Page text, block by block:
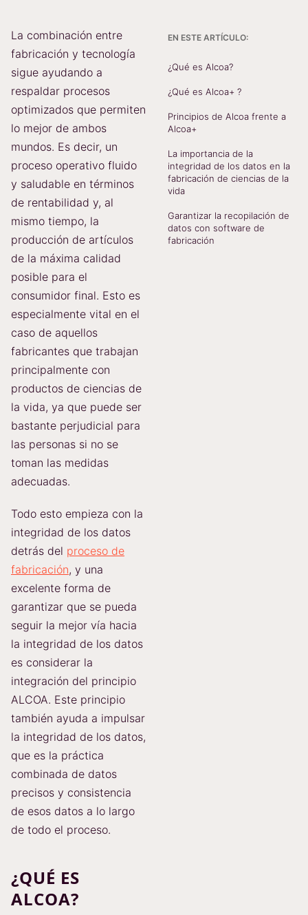
La combinación entre
fabricación y tecnología
sigue ayudando a
respaldar procesos
optimizados que permiten
lo mejor de ambos
mundos. Es decir, un
proceso operativo fluido
y saludable en términos
de rentabilidad y, al
mismo tiempo, la
producción de artículos
de la máxima calidad
posible para el
consumidor final. Esto es
especialmente vital en el
caso de aquellos
fabricantes que trabajan
principalmente con
productos de ciencias de
la vida, ya que puede ser
bastante perjudicial para
las personas si no se
toman las medidas
adecuadas.
Todo esto empieza con la
integridad de los datos
detrás del proceso de
fabricación, y una
excelente forma de
garantizar que se pueda
seguir la mejor vía hacia
la integridad de los datos
es considerar la
integración del principio
ALCOA. Este principio
también ayuda a impulsar
la integridad de los datos,
que es la práctica
combinada de datos
precisos y consistencia
de esos datos a lo largo
de todo el proceso.
¿QUÉ ES
ALCOA?
EN ESTE ARTÍCULO:
¿Qué es Alcoa?
¿Qué es Alcoa+ ?
Principios de Alcoa frente a
Alcoa+
La importancia de la
integridad de los datos en la
fabricación de ciencias de la
vida
Garantizar la recopilación de
datos con software de
fabricación